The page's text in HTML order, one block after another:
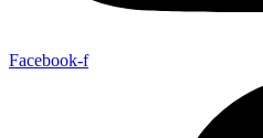
Facebook-f